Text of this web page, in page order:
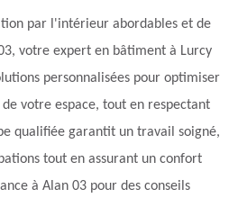
par l'intérieur abordables et de
votre expert en bâtiment à Lurcy
personnalisées pour optimiser
votre espace, tout en respectant
qualifiée garantit un travail soigné,
tout en assurant un confort
à Alan 03 pour des conseils